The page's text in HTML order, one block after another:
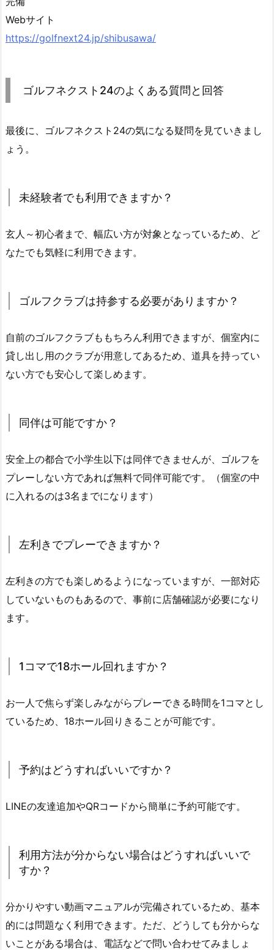
い
で
4.
フ
ネ
ト
4
の
ミ
と
め
Webサイト
https://golfnext24.jp/shibusawa/
ゴルフネクスト24のよくある質問と回答
最後に、ゴルフネクスト24の気になる疑問を見ていきまし
ょう。
未経験者でも利用できますか？
玄人～初心者まで、幅広い方が対象となっているため、ど
なたでも気軽に利用できます。
ゴルフクラブは持参する必要がありますか？
自前のゴルフクラブももちろん利用できますが、個室内に
貸し出し用のクラブが用意してあるため、道具を持ってい
ない方でも安心して楽しめます。
同伴は可能ですか？
安全上の都合で小学生以下は同伴できませんが、ゴルフを
プレーしない方であれば無料で同伴可能です。（個室の中
に入れるのは3名までになります）
左利きでプレーできますか？
左利きの方でも楽しめるようになっていますが、一部対応
していないものもあるので、事前に店舗確認が必要になり
ます。
1コマで18ホール回れますか？
お一人で焦らず楽しみながらプレーできる時間を1コマとし
ているため、18ホール回りきることが可能です。
予約はどうすればいいですか？
LINEの友達追加やQRコードから簡単に予約可能です。
利用方法が分からない場合はどうすればいいで
すか？
分かりやすい動画マニュアルが完備されているため、基本
的には問題なく利用できます。ただ、どうしても分からな
いことがある場合は、電話などで問い合わせてみましょ